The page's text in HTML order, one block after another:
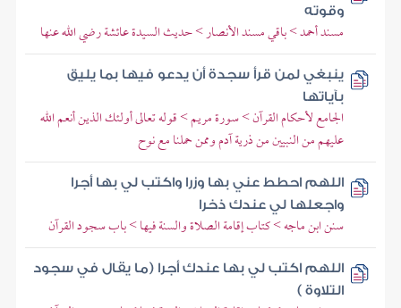
وقوته
مسند أحمد > باقي مسند الأنصار > حديث السيدة عائشة رضي الله عنها
ينبغي لمن قرأ سجدة أن يدعو فيها بما يليق
بآياتها
الجامع لأحكام القرآن > سورة مريم > قوله تعالى أولئك الذين أنعم الله
عليهم من النبيين من ذرية آدم وممن حملنا مع نوح
اللهم احطط عني بها وزرا واكتب لي بها أجرا
واجعلها لي عندك ذخرا
سنن ابن ماجه > كتاب إقامة الصلاة والسنة فيها > باب سجود القرآن
اللهم اكتب لي بها عندك أجرا (ما يقال في سجود
التلاوة )